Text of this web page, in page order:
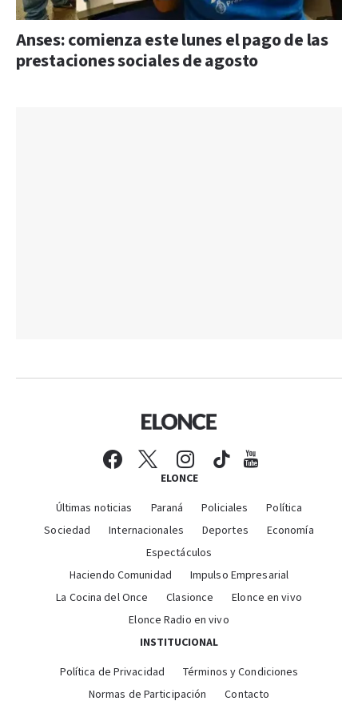
Anses: comienza este lunes el pago de las
prestaciones sociales de agosto
ELONCE
Últimas noticias Paraná Policiales
Política
Sociedad
Internacionales Deportes
Economía
Espectáculos
Haciendo Comunidad
Impulso Empresarial
La Cocina del Once
Clasionce
Elonce en vivo
Elonce Radio en vivo
INSTITUCIONAL
Política de Privacidad
Términos y Condiciones
Normas de Participación
Contacto